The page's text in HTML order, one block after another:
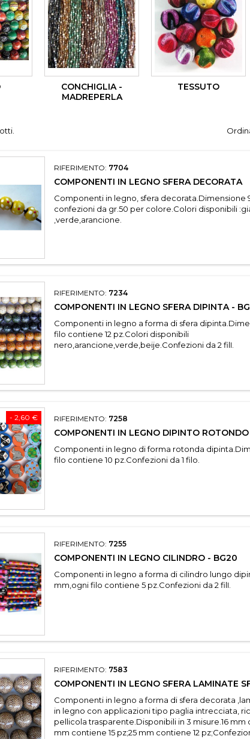
CONCHIGLIA -
MADREPERLA
TESSUTO
RIFERIMENTO: 7704
COMPONENTI IN LEGNO SFERA DECORATA
Componenti in legno, sfera decorata.Dimensione
confezioni da gr.50 per colore.Colori disponibili
,verde,arancione.
RIFERIMENTO: 7234
COMPONENTI IN LEGNO SFERA DIPINTA -
Componenti in legno a forma di sfera
filo contiene 12 pz.Colori disponibili
nero,arancione,verde,beije.Confezioni da 2 filI.
- 2,60 € RIFERIMENTO: 7258
COMPONENTI IN LEGNO DIPINTO
Componenti in legno di forma rotonda
filo contiene 10 pz.Confezioni da 1 filo.
RIFERIMENTO: 7255
COMPONENTI IN LEGNO CILINDRO - BG20
Componenti in legno a forma di cilindro lungo
mm,ogni filo contiene 5 pz.Confezioni da 2 filI.
RIFERIMENTO: 7583
COMPONENTI IN LEGNO SFERA LAMINATE
Componenti in legno a forma di sfera decorata
in legno con applicazioni tipo paglia intrecciata,
pellicola trasparente.Disponibili in 3 misure.16 mm
mm contiene 15 pz;25 mm contiene 12